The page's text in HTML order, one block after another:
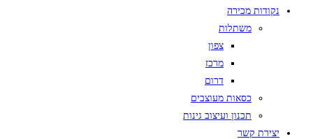
נקודות מכירה
משתלות
צפון
מרכז
דרום
כסאות מעוצבים
תכנון ועיצוב גינות
יצירת קשר